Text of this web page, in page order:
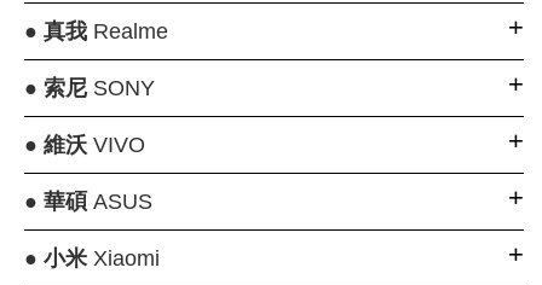
● 真我Realme
● 索尼SONY
● 維沃VIVO
● 華碩 ASUS
● 小米Xiaomi